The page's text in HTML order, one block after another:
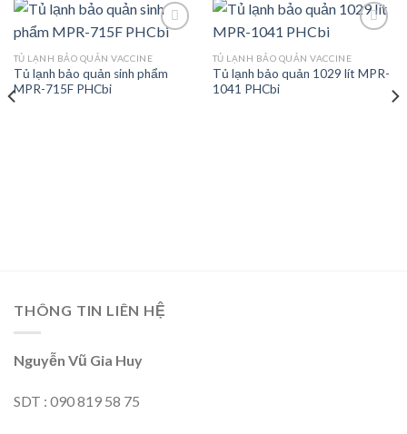
Add to
TỦ LẠNH BẢO QUẢN VACCINE
Tủ lạnh bảo quản sinh phẩm
MPR-715F PHCbi
Add to
TỦ LẠNH BẢO QUẢN VACCINE
Tủ lạnh bảo quản 1029 lít MPR-
1041 PHCbi
THÔNG TIN LIÊN HỆ
Nguyễn Vũ Gia Huy
SDT : 090 819 58 75